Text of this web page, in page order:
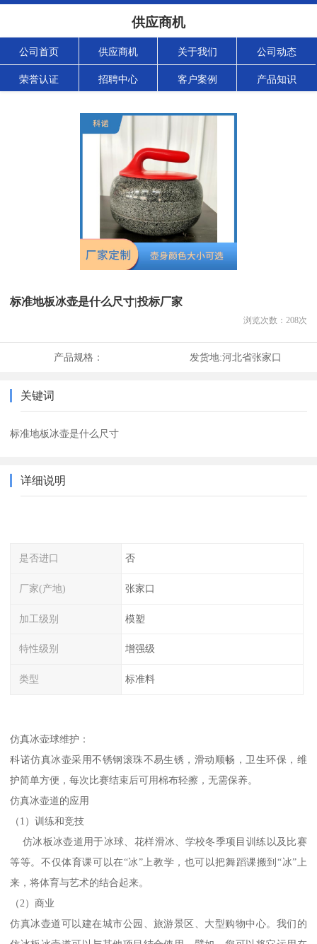
供应商机
公司首页 供应商机 关于我们 公司动态
荣誉认证 招聘中心 客户案例 产品知识
标准地板冰壶是什么尺寸|投标厂家
浏览次数： 208次
产品规格： 发货地:河北省张家口
关键词
标准地板冰壶是什么尺寸
详细说明
是否进口 否
厂家(产地) 张家口
加工级别 模塑
特性级别 增强级
类型 标准料
仿真冰壶球维护：
科诺仿真冰壶采用不锈钢滚珠不易生锈，滑动顺畅，卫生环保，维
护简单方便，每次比赛结束后可用棉布轻擦，无需保养。
仿真冰壶道的应用
（1）训练和竞技
仿冰板冰壶道用于冰球、花样滑冰、学校冬季项目训练以及比赛
等等。不仅体育课可以在“冰”上教学，也可以把舞蹈课搬到“冰”上
来，将体育与艺术的结合起来。
（2）商业
仿真冰壶道可以建在城市公园、旅游景区、大型购物中心。我们的